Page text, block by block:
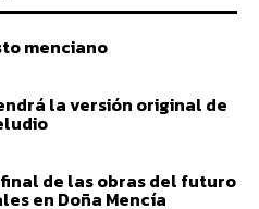
menciano
la versión original de
de las obras del futuro
en Doña Mencía